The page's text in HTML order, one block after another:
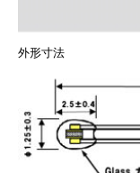
外形寸法